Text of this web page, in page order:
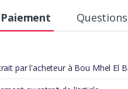
par l'acheteur à Bou Mhel El